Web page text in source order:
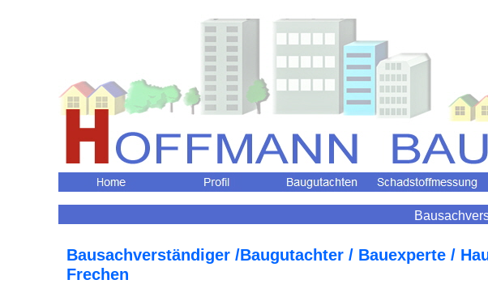
Bausachverständiger /Baugutachter / Bauexperte /
Frechen